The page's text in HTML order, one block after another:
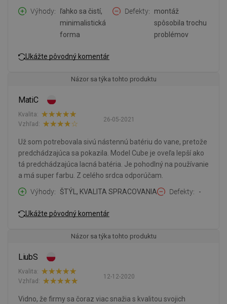
Výhody
ľahko sa čistí,
minimalistická
forma
Defekty
montáž
spôsobila trochu
problémov
Ukážte pôvodný komentár
Názor sa týka tohto produktu
MatiC
26-05-2021
Kvalita:
Vzhľad:
Už som potrebovala sivú nástennú batériu do vane, pretože
predchádzajúca sa pokazila. Model Cube je oveľa lepší ako
tá predchádzajúca lacná batéria. Je pohodlný na používanie
a má super farbu. Z celého srdca odporúčam.
Výhody
ŠTÝL, KVALITA SPRACOVANIA Defekty -
Ukážte pôvodný komentár
Názor sa týka tohto produktu
LiubS
12-12-2020
Kvalita:
Vzhľad:
Vidno, že firmy sa čoraz viac snažia s kvalitou svojich